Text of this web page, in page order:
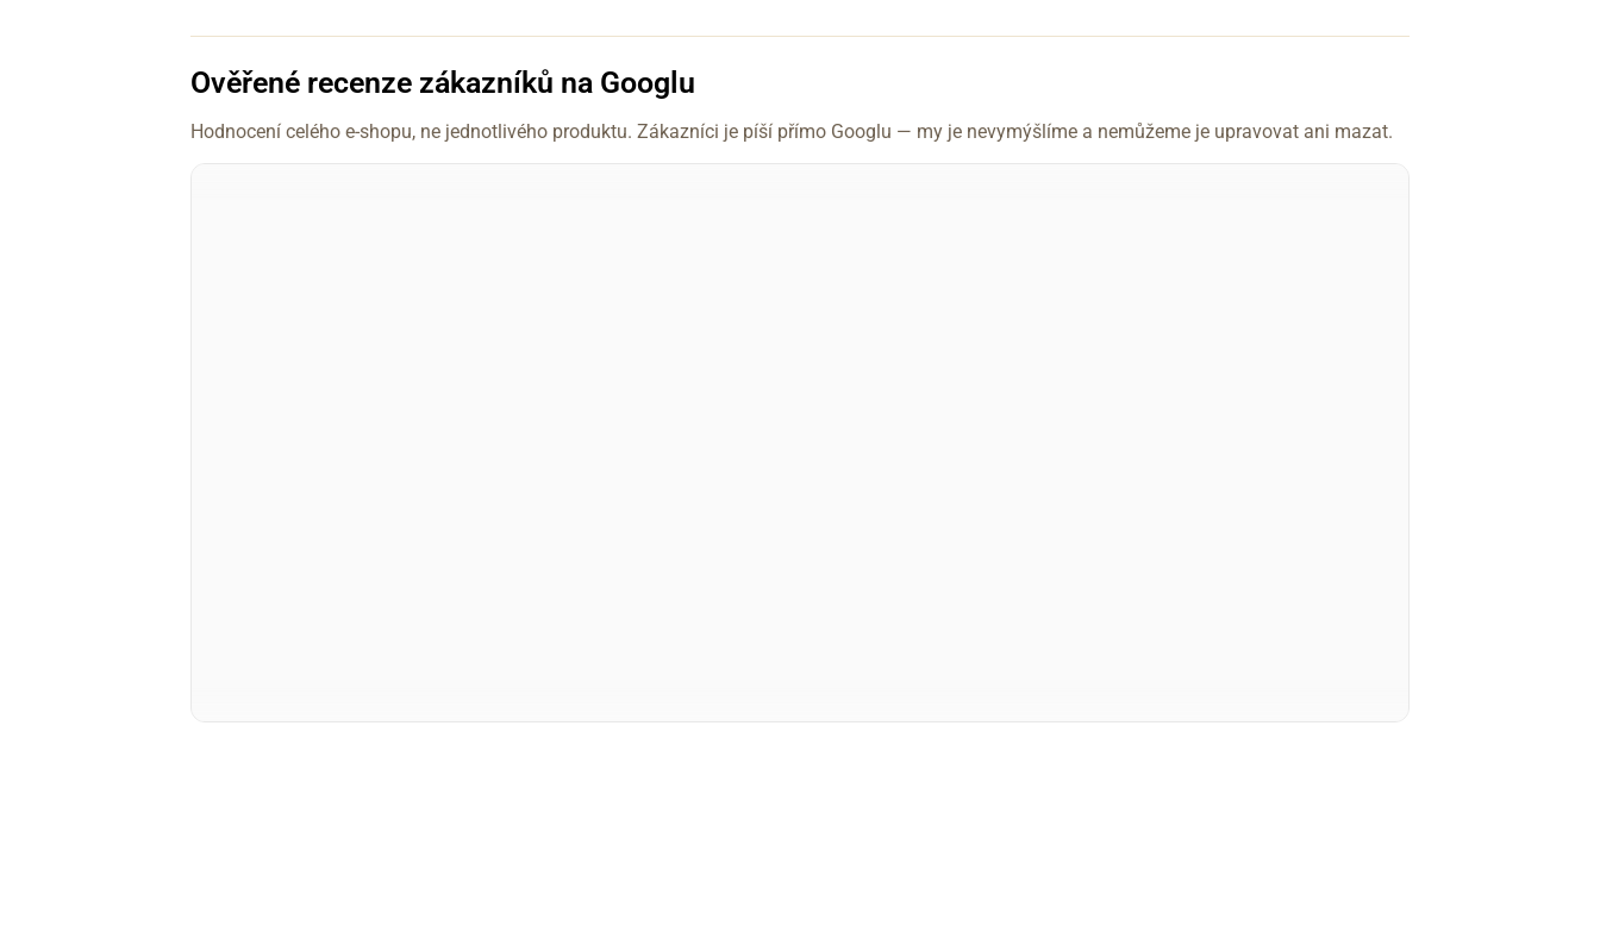
Ověřené recenze zákazníků na Googlu
Hodnocení celého e-shopu, ne jednotlivého produktu. Zákazníci je píší přímo Googlu — my je nevymýšlíme a nemůžeme je upravovat ani mazat.